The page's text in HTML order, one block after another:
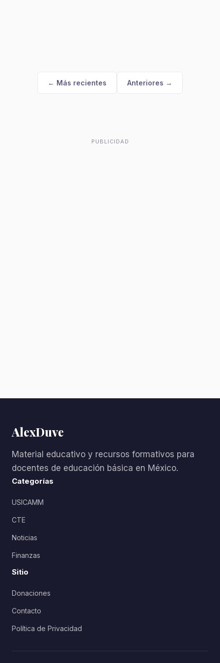
← Más recientes Anteriores →
PUBLICIDAD
AlexDuve
Material educativo y recursos formativos para
docentes de educación básica en México.
Categorías
USICAMM
CTE
Noticias
Finanzas
Sitio
Donaciones
Contacto
Política de Privacidad